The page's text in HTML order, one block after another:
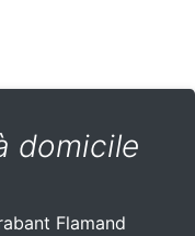
domicile
Flamand